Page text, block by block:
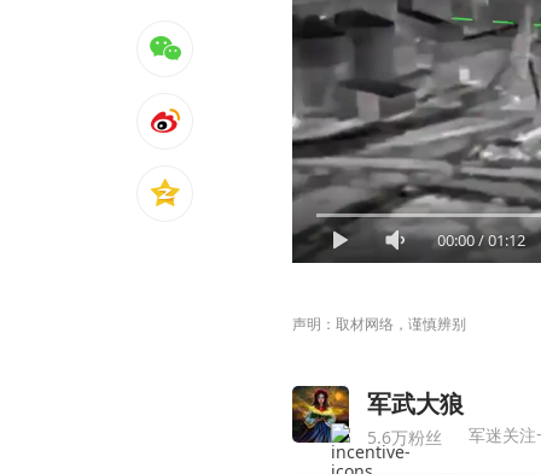
00:00/01:12
声明：取材网络，谨慎辨别
军武大狼
5.6万粉丝 军迷关